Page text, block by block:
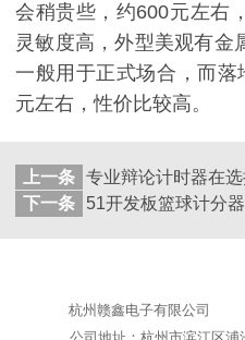
会稍贵些，约600元左右
灵敏度高，外型美观有金
一般用于正式场合，而
元左右，性价比较高。
上一条
下一条
51开发板篮球计分
杭州赣鑫电子有限公司